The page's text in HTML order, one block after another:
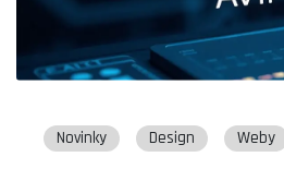
Novinky Design Weby